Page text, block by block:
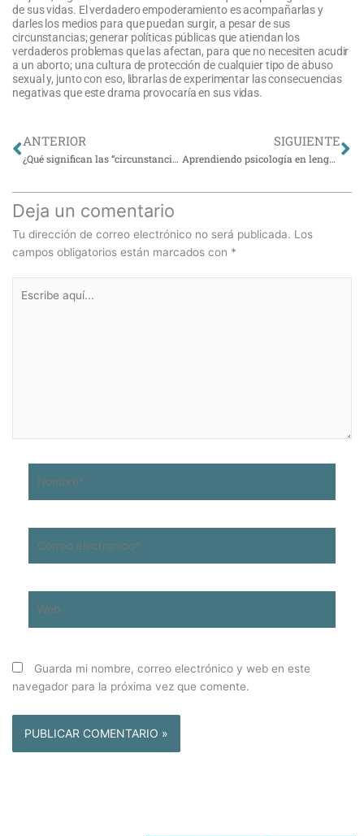
de sus vidas. El verdadero empoderamiento es acompañarlas y
darles los medios para que puedan surgir, a pesar de sus
circunstancias; generar políticas públicas que atiendan los
verdaderos problemas que las afectan, para que no necesiten acudir
a un aborto; una cultura de protección de cualquier tipo de abuso
sexual y, junto con eso, librarlas de experimentar las consecuencias
negativas que este drama provocaría en sus vidas.
Ant
ANTERIOR
¿Qué significan las “circunstancias dadas” para la infancia?
SIGUIENTE
Aprendiendo psicología en lengua de señas chilena
Deja un comentario
Tu dirección de correo electrónico no será publicada. Los
campos obligatorios están marcados con *
aquí...
electrónico*
Guarda mi nombre, correo electrónico y web en este
navegador para la próxima vez que comente.